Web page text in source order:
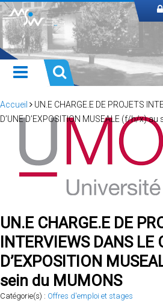
Accueil
UN.E CHARGE.E DE PROJETS
D’UNE D’EXPOSITION MUSEALE (f/h/x)
UN.E CHARGE.E DE
INTERVIEWS DANS LE
D’EXPOSITION
sein du MUMONS
Catégorie(s) : Offres d'emploi et stages